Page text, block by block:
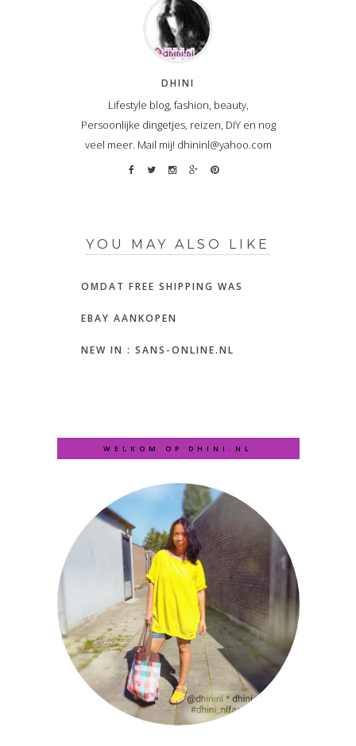
DHINI
Lifestyle blog, fashion, beauty,
Persoonlijke dingetjes, reizen, DIY en nog
veel meer. Mail mij! dhininl@yahoo.com
YOU MAY ALSO LIKE
OMDAT FREE SHIPPING WAS
EBAY AANKOPEN
NEW IN : SANS-ONLINE.NL
WELKOM OP DHINI.NL